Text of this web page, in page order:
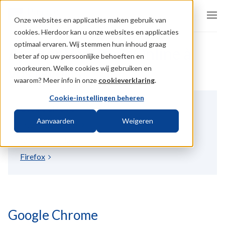
Onze websites en applicaties maken gebruik van
cookies. Hierdoor kan u onze websites en applicaties
optimaal ervaren. Wij stemmen hun inhoud graag
beter af op uw persoonlijke behoeften en
voorkeuren. Welke cookies wij gebruiken en
waarom? Meer info in onze cookieverklaring.
Cookie-instellingen beheren
Aanvaarden Weigeren
Ajouter VanBredaOnline à
vos favoris
Google Chrome
Internet Explorer
Firefox
Google Chrome